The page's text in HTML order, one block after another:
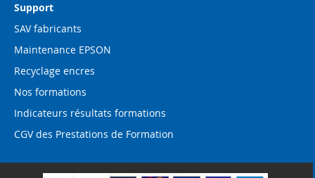
Support
SAV fabricants
Maintenance EPSON
Recyclage encres
Nos formations
Indicateurs résultats formations
CGV des Prestations de Formation